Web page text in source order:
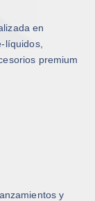
en
líquidos,
premium
y